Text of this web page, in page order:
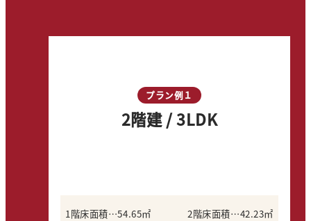
プラン例１
2階建 / 3LDK
1階床面積…54.65㎡
2階床面積…42.23㎡